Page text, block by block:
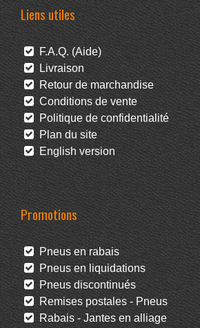
Liens utiles
F.A.Q. (Aide)
Livraison
Retour de marchandise
Conditions de vente
Politique de confidentialité
Plan du site
English version
Promotions
Pneus en rabais
Pneus en liquidations
Pneus discontinués
Remises postales - Pneus
Rabais - Jantes en alliage